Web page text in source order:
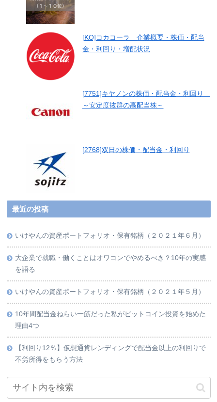
[KO]コカコーラ 企業概要・株価・配当
金・利回り・増配状況
[7751]キヤノンの株価・配当金・利回り
～安定度抜群の高配当株～
[2768]双日の株価・配当金・利回り
最近の投稿
いけやんの資産ポートフォリオ・保有銘柄（２０２１年６月）
大企業で就職・働くことはオワコンでやめるべき？10年の実感
を語る
いけやんの資産ポートフォリオ・保有銘柄（２０２１年５月）
10年間配当金ねらい一筋だった私がビットコイン投資を始めた
理由4つ
【利回り12％】仮想通貨レンディングで配当金以上の利回りで
不労所得をもらう方法